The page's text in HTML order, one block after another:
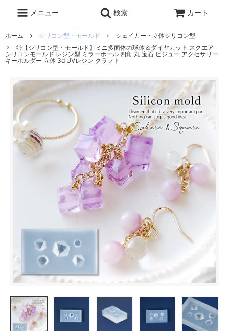
メニュー 検索 カート
ホーム シリコン型・モールド
シェイカー・立体シリコン型
◎【シリコン型・モールド】ミニ多面体の球体＆ダイヤカット スクエア
シリコンモールド レジン型 ミラーボール 四角 丸 宝石 ビジュー アクセサリー
キーホルダー 立体 3d UVレジン クラフト